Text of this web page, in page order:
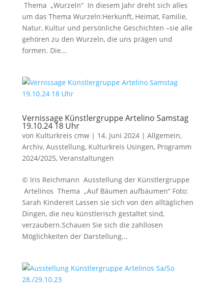
Thema „Wurzeln“ In diesem Jahr dreht sich alles
um das Thema Wurzeln:Herkunft, Heimat, Familie,
Natur, Kultur und persönliche Geschichten –sie alle
gehören zu den Wurzeln, die uns prägen und
formen. Die...
Vernissage Künstlergruppe Artelino Samstag
19.10.24 18 Uhr
von Kulturkreis cmw| 14. Juni 2024| Allgemein,
Archiv, Ausstellung, Kulturkreis Usingen, Programm
2024/2025, Veranstaltungen
© Iris Reichmann Ausstellung der Künstlergruppe
Artelinos Thema „Auf Bäumen aufbäumen“ Foto:
Sarah Kindereit Lassen sie sich von den alltäglichen
Dingen, die neu künstlerisch gestaltet sind,
verzaubern.Schauen Sie sich die zahllosen
Möglichkeiten der Darstellung...